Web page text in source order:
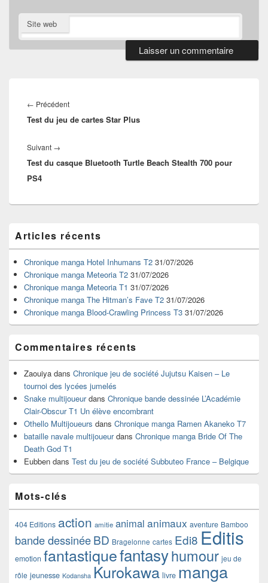
Site web
de
l’article
← PrécédentArticle
précédent :
Test du jeu de cartes Star Plus
Suivant →
suivant :
Test du casque Bluetooth Turtle Beach Stealth 700 pour
PS4
principale
de
widget
pour
barre
latérale
Articles récents
Chronique manga Hotel Inhumans T2 31/07/2026
Chronique manga Meteoria T2 31/07/2026
Chronique manga Meteoria T1 31/07/2026
Chronique manga The Hitman’s Fave T2 31/07/2026
Chronique manga Blood-Crawling Princess T3 31/07/2026
Commentaires récents
Zaouiya dans Chronique jeu de société Jujutsu Kaisen – Le
tournoi des lycées jumelés
Snake multijoueurdans Chronique bande dessinée L’Académie
Clair-Obscur T1 Un élève encombrant
Othello Multijoueurs dans Chronique manga Ramen Akaneko T7
bataille navale multijoueurdans Chronique manga Bride Of The
Death God T1
Eubben dans Test du jeu de société Subbuteo France – Belgique
Mots-clés
404 Editions action amitie animal animaux aventure Bamboo
bande dessinéeBD Bragelonne cartes Edi8 Editis
emotion fantastiquefantasyhumour jeu de
rôle jeunesse Kodansha Kurokawa livre manga